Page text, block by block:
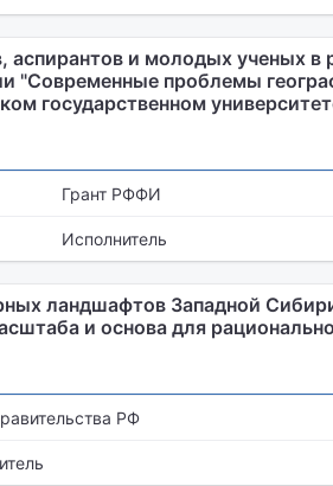
аспирантов и молодых ученых в
"Современные проблемы
государственном
Грант РФФИ
Исполнитель
ландшафтов Западной
и основа для
РФ